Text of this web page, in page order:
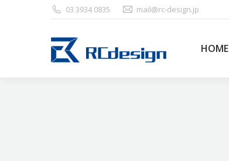
03 3934 0835 mail@rc-design.jp
HOME
HOME